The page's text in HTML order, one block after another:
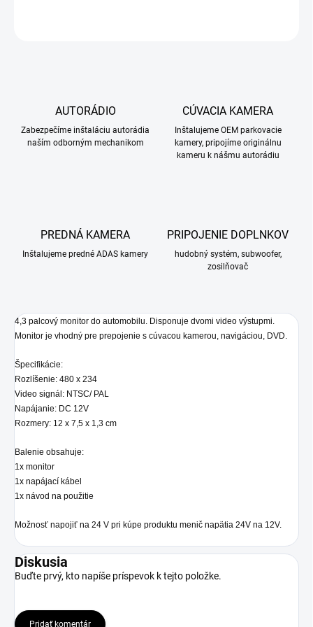
AUTORÁDIO
Zabezpečíme inštaláciu autorádia
naším odborným mechanikom
CÚVACIA KAMERA
Inštalujeme OEM parkovacie
kamery, pripojíme originálnu
kameru k nášmu autorádiu
PREDNÁ KAMERA
Inštalujeme predné ADAS kamery
PRIPOJENIE DOPLNKOV
hudobný systém, subwoofer,
zosilňovač
4,3 palcový monitor do automobilu. Disponuje dvomi video výstupmi.
Monitor je vhodný pre prepojenie s cúvacou kamerou, navigáciou, DVD.
Špecifikácie:
Rozlíšenie: 480 x 234
Video signál: NTSC/ PAL
Napájanie: DC 12V
Rozmery: 12 x 7,5 x 1,3 cm
Balenie obsahuje:
1x monitor
1x napájací kábel
1x návod na použitie
Možnosť napojiť na 24 V pri kúpe produktu menič napätia 24V na 12V.
Diskusia
Buďte prvý, kto napíše príspevok k tejto položke.
Pridať komentár